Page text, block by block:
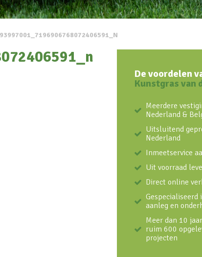
De voordelen
Kunstgras van
Meerdere
Nederland &
Uitsluitend
Nederland
Inmeetservice
Uit voorraad
Direct online
Gespecialiseerd
aanleg en
Meer dan 10
ruim 600
projecten